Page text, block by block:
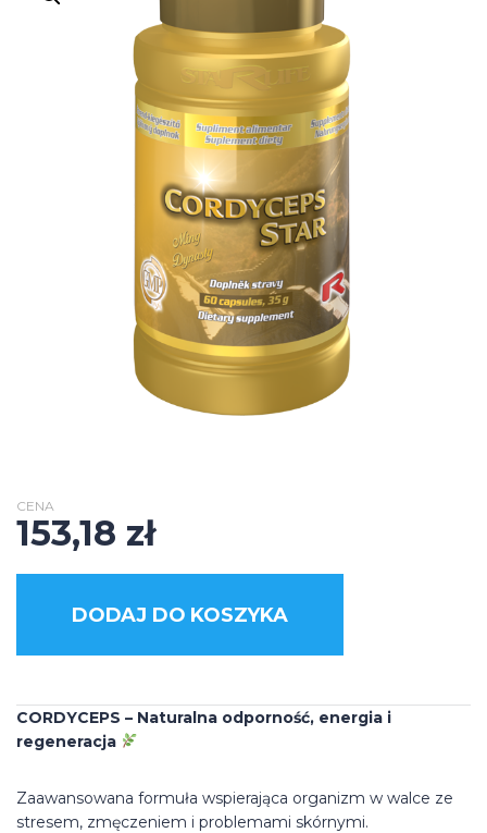
CENA
153,18 zł
DODAJ DO KOSZYKA
CORDYCEPS – Naturalna odporność, energia i
regeneracja
Zaawansowana formuła wspierająca organizm w walce ze
stresem, zmęczeniem i problemami skórnymi.